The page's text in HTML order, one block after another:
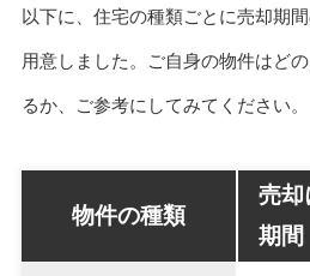
以下に、住宅の種類ごとに売却期
用意しました。ご自身の物件はど
るか、ご参考にしてみてください。
物件の種類
売却
期間